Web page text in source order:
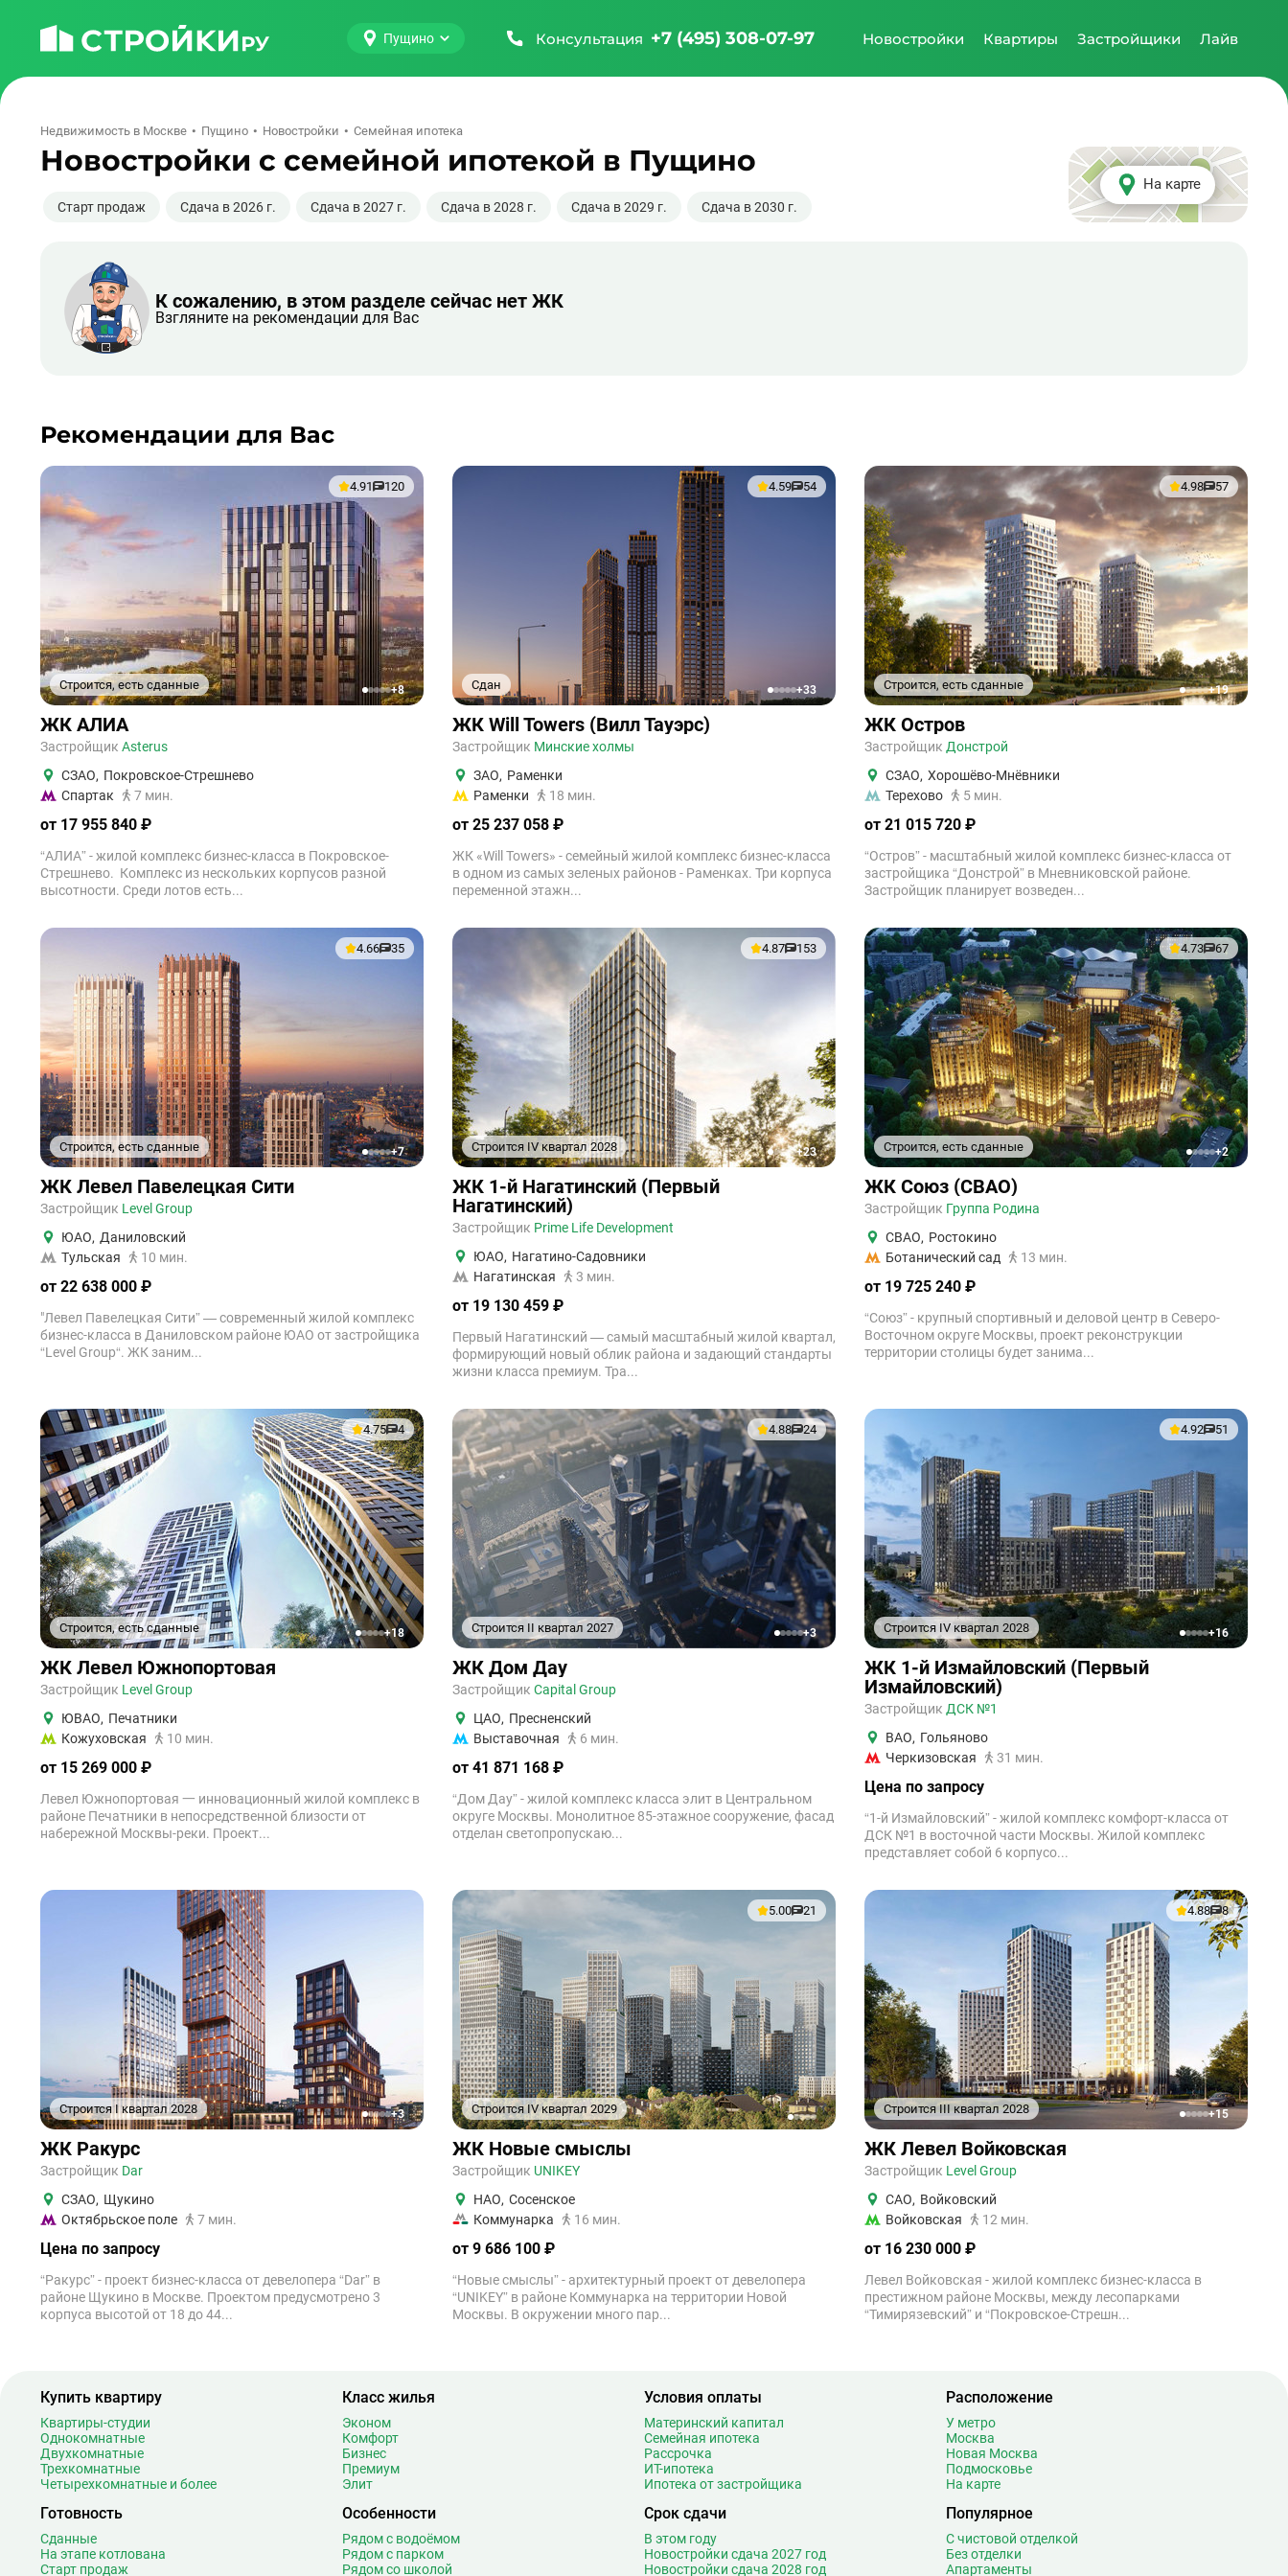
Пущино Консультация +7 (495) 308-07-97 Новостройки Квартиры Застройщики Лайв
Недвижимость в Москве Пущино Новостройки Семейная ипотека
Новостройки с семейной ипотекой в Пущино
Старт продаж Сдача в 2026 г. Сдача в 2027 г. Сдача в 2028 г. Сдача в 2029 г. Сдача в 2030 г.
На карте
К сожалению, в этом разделе сейчас нет ЖК
Взгляните на рекомендации для Вас
Рекомендации для Вас
Строится, есть сданные
4.91 120
12345+8
ЖК АЛИА
Застройщик Asterus
СЗАО, Покровское-Стрешнево
Спартак
7 мин.
от 17 955 840 ₽
“АЛИА” - жилой комплекс бизнес-класса в Покровское-
Стрешнево. Комплекс из нескольких корпусов разной
высотности. Среди лотов есть...
Сдан
4.59 54
12345+33
ЖК Will Towers (Вилл Тауэрс)
Застройщик Минские холмы
ЗАО, Раменки
Раменки
18 мин.
от 25 237 058 ₽
ЖК «Will Towers» - семейный жилой комплекс бизнес-класса
в одном из самых зеленых районов - Раменках. Три корпуса
переменной этажн...
Строится, есть сданные
4.98 57
12345+19
ЖК Остров
Застройщик Донстрой
СЗАО, Хорошёво-Мнёвники
Терехово
5 мин.
от 21 015 720 ₽
“Остров” - масштабный жилой комплекс бизнес-класса от
застройщика “Донстрой” в Мневниковской районе.
Застройщик планирует возведен...
Строится, есть сданные
4.66 35
12345+7
ЖК Левел Павелецкая Сити
Застройщик Level Group
ЮАО, Даниловский
Тульская
10 мин.
от 22 638 000 ₽
"Левел Павелецкая Сити” — современный жилой комплекс
бизнес-класса в Даниловском районе ЮАО от застройщика
“Level Group“. ЖК заним...
Строится IV квартал 2028
4.87 153
12345+23
ЖК 1-й Нагатинский (Первый
Нагатинский)
Застройщик Prime Life Development
ЮАО, Нагатино-Садовники
Нагатинская
3 мин.
от 19 130 459 ₽
Первый Нагатинский — самый масштабный жилой квартал,
формирующий новый облик района и задающий стандарты
жизни класса премиум. Тра...
Строится, есть сданные
4.73 67
12345+2
ЖК Союз (СВАО)
Застройщик Группа Родина
СВАО, Ростокино
Ботанический сад
13 мин.
от 19 725 240 ₽
“Союз” - крупный спортивный и деловой центр в Северо-
Восточном округе Москвы, проект реконструкции
территории столицы будет занима...
Строится, есть сданные
4.75 4
12345+18
ЖК Левел Южнопортовая
Застройщик Level Group
ЮВАО, Печатники
Кожуховская
10 мин.
от 15 269 000 ₽
Левел Южнопортовая 一 инновационный жилой комплекс в
районе Печатники в непосредственной близости от
набережной Москвы-реки. Проект...
Строится II квартал 2027
4.88 24
12345+3
ЖК Дом Дау
Застройщик Capital Group
ЦАО, Пресненский
Выставочная
6 мин.
от 41 871 168 ₽
“Дом Дау” - жилой комплекс класса элит в Центральном
округе Москвы. Монолитное 85-этажное сооружение, фасад
отделан светопропускаю...
Строится IV квартал 2028
4.92 51
12345+16
ЖК 1-й Измайловский (Первый
Измайловский)
Застройщик ДСК №1
ВАО, Гольяново
Черкизовская
31 мин.
Цена по запросу
“1-й Измайловский” - жилой комплекс комфорт-класса от
ДСК №1 в восточной части Москвы. Жилой комплекс
представляет собой 6 корпусо...
Строится I квартал 2028
12345+3
ЖК Ракурс
Застройщик Dar
СЗАО, Щукино
Октябрьское поле
7 мин.
Цена по запросу
“Ракурс” - проект бизнес-класса от девелопера “Dar” в
районе Щукино в Москве. Проектом предусмотрено 3
корпуса высотой от 18 до 44...
Строится IV квартал 2029
5.00 21
12345
ЖК Новые смыслы
Застройщик UNIKEY
НАО, Сосенское
Коммунарка
16 мин.
от 9 686 100 ₽
“Новые смыслы” - архитектурный проект от девелопера
“UNIKEY” в районе Коммунарка на территории Новой
Москвы. В окружении много пар...
Строится III квартал 2028
4.88 8
12345+15
ЖК Левел Войковская
Застройщик Level Group
САО, Войковский
Войковская
12 мин.
от 16 230 000 ₽
Левел Войковская - жилой комплекс бизнес-класса в
престижном районе Москвы, между лесопарками
“Тимирязевский” и “Покровское-Стрешн...
Купить квартиру
Квартиры-студии
Однокомнатные
Двухкомнатные
Трехкомнатные
Четырехкомнатные и более
Готовность
Сданные
На этапе котлована
Старт продаж
Класс жилья
Эконом
Комфорт
Бизнес
Премиум
Элит
Особенности
Рядом с водоёмом
Рядом с парком
Рядом со школой
Условия оплаты
Материнский капитал
Семейная ипотека
Рассрочка
ИТ-ипотека
Ипотека от застройщика
Срок сдачи
В этом году
Новостройки сдача 2027 год
Новостройки сдача 2028 год
Расположение
У метро
Москва
Новая Москва
Подмосковье
На карте
Популярное
С чистовой отделкой
Без отделки
Апартаменты